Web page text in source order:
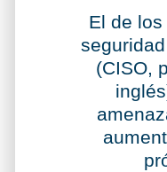
El 70 %
de los
(CISO,